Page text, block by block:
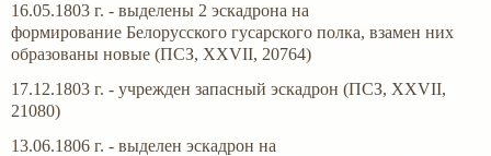
16.05.1803 г. - выделены 2 эскадрона на
формирование Белорусского гусарского полка, взамен них
образованы новые (ПСЗ, XXVII, 20764)
17.12.1803 г. - учрежден запасный эскадрон (ПСЗ, XXVII,
21080)
13.06.1806 г. - выделен эскадрон на